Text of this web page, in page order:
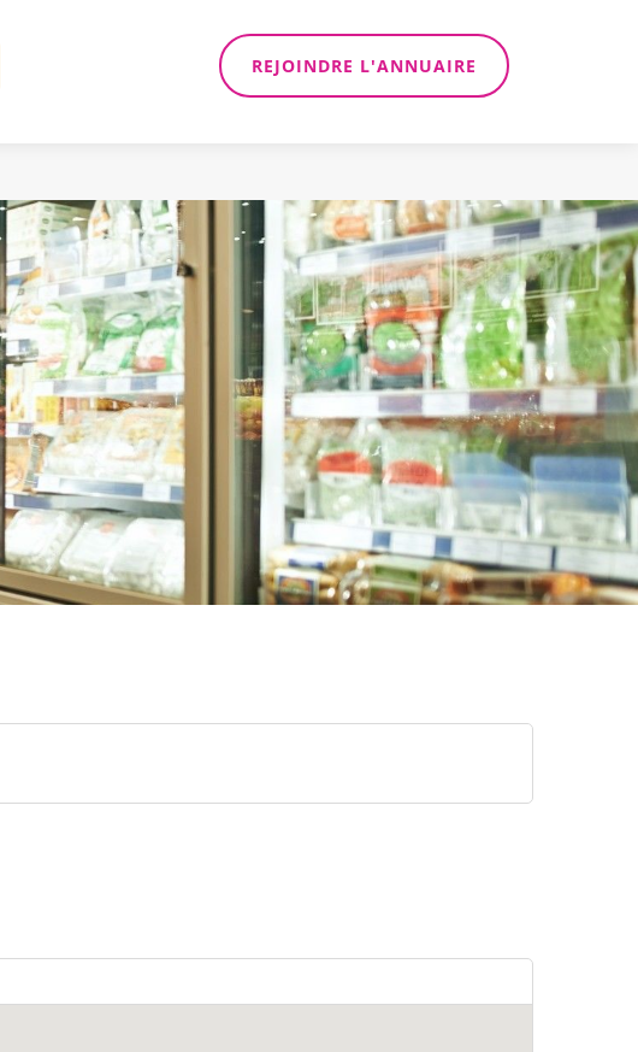
REJOINDRE L'ANNUAIRE